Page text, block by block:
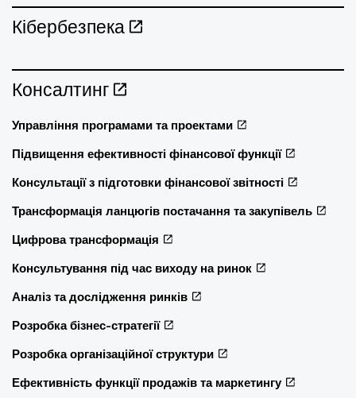
Кібербезпека
Консалтинг
Управління програмами та проектами
Підвищення ефективності фінансової функції
Консультації з підготовки фінансової звітності
Трансформація ланцюгів постачання та закупівель
Цифрова трансформація
Консультування під час виходу на ринок
Аналіз та дослідження ринків
Розробка бізнес-стратегії
Розробка організаційної структури
Ефективність функції продажів та маркетингу